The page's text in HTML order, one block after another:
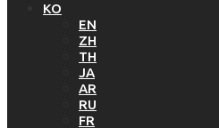
KO
EN
ZH
TH
JA
AR
RU
FR